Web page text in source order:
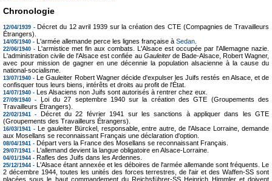
Chronologie
12/04/1939 - Décret du 12 avril 1939 sur la création des CTE (Compagnies de Travailleurs
Étrangers).
14/05/1940 - L'armée allemande perce les lignes française à Sedan
22/06/1940 - L'armistice met fin aux combats. L'Alsace est occupée par l'Allemagne nazie.
L'administration civile de l'Alsace est confiée au Gauleiter de Bade-Alsace, Robert Wagner,
avec pour mission de gagner en une décennie la population alsacienne à la cause du
national-socialisme.
13/07/1940 - Le Gauleiter Robert Wagner décide d'expulser les Juifs restés en Alsace, et de
confisquer tous leurs biens, intérêts et droits au profit de l'État.
14/07/1940 - Les Alsaciens non Juifs sont autorisés à rentrer chez eux.
27/09/1940 -
Loi du 27 septembre 1940 sur la création des GTE (Groupements des
Travailleurs Étrangers).
22/02/1941 -
Décret du 22 février 1941 sur les sanctions à appliquer dans les GTE
(Groupements des Travailleurs Étrangers).
16/03/1941 - Le gauleiter Bürckel, responsable, entre autre, de l'Alsace Lorraine, demande
aux Mosellans se reconnaissant Français une déclaration d'option.
08/04/1941 - Départ vers la France des Mosellans se reconnaissant Français.
29/07/1941 - L'allemand devient la langue obligatoire en Alsace-Lorraine.
04/01/1944 - Rafles des Juifs dans les Ardennes.
25/12/1944 - L'Alsace étant annexée et les déboires de l'armée allemande sont fréquents. Le
2 décembre 1944, toutes les unités des forces terrestres, de l'air et des Waffen-SS sont
placées sous le haut commandement du Reichsführer-SS Heinrich Himmler et doivent